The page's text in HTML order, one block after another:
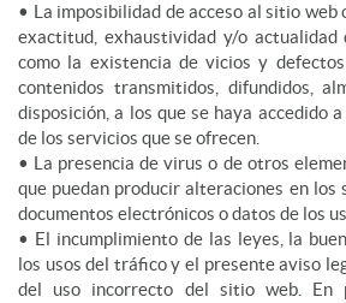
• La imposibilidad de acceso al sitio web
exactitud, exhaustividad y/o actualidad
como la existencia de vicios y
contenidos transmitidos, difundidos,
disposición, a los que se haya accedido
de los servicios que se ofrecen.
• La presencia de virus o de otros
que puedan producir alteraciones en los
documentos electrónicos o datos de los
• El incumplimiento de las leyes, la
los usos del tráfico y el presente aviso
del uso incorrecto del sitio web. En